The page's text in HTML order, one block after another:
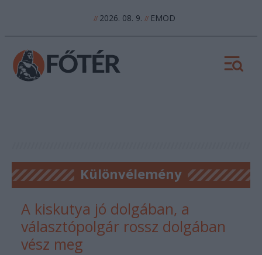
//2026. 08. 9. //EMOD
Különvélemény
A kiskutya jó dolgában, a
választópolgár rossz dolgában
vész meg